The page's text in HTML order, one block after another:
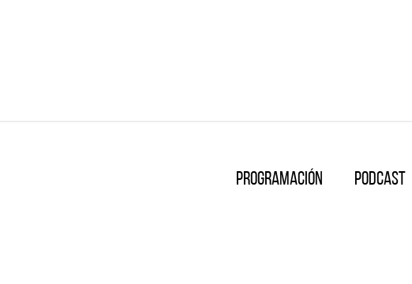
Programación Podcast